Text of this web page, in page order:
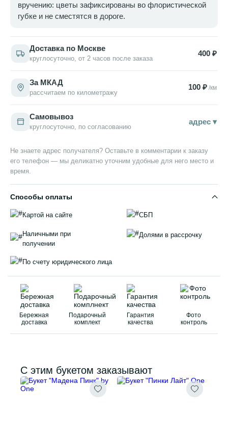
вручению: цветы зафиксированы во флористической
губке и не сместятся в дороге.
Доставка по Москве
круглосуточно, от 2 часов после заказа
400 ₽
За МКАД
рассчитаем по километражу
100 ₽ /км
Самовывоз
круглосуточно, по согласованию
адрес ▾
Не знаете адрес получателя? Оставьте в комментарии к заказу
его телефон — мы деликатно уточним удобные для него место и
время.
Способы оплаты
Картой на сайте СБП
Наличными при
получении
Долями в рассрочку
По счету юридического лица
Бережная
доставка
Подарочный
комплект
Гарантия
качества
Фото
контроль
С этим букетом заказывают